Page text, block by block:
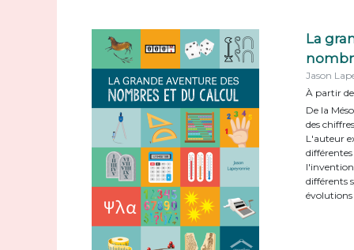
La
Jason
À partir
De la
des
L'auteur
l'invention
différents